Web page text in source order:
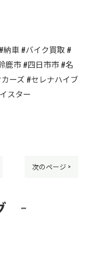
車 #バイク買取 #
鹿市 #四日市市 #名
ーズ #セレナハイブ
スター
次のページ >